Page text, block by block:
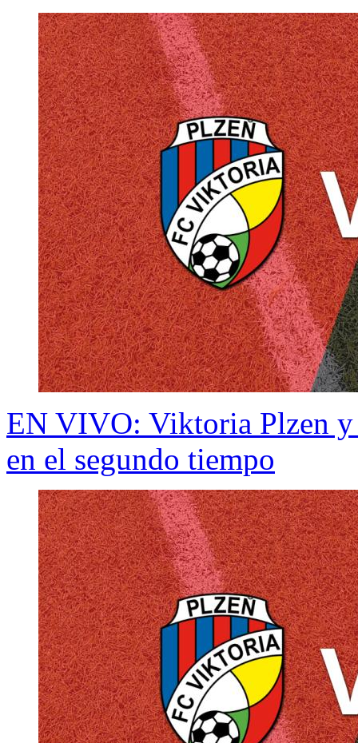
EN VIVO: Viktoria Plzen
en el segundo tiempo